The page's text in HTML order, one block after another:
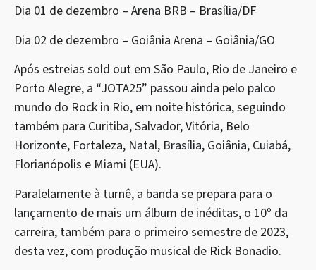
Dia 01 de dezembro – Arena BRB – Brasília/DF
Dia 02 de dezembro – Goiânia Arena – Goiânia/GO
Após estreias sold out em São Paulo, Rio de Janeiro e
Porto Alegre, a “JOTA25” passou ainda pelo palco
mundo do Rock in Rio, em noite histórica, seguindo
também para Curitiba, Salvador, Vitória, Belo
Horizonte, Fortaleza, Natal, Brasília, Goiânia, Cuiabá,
Florianópolis e Miami (EUA).
Paralelamente à turnê, a banda se prepara para o
lançamento de mais um álbum de inéditas, o 10º da
carreira, também para o primeiro semestre de 2023,
desta vez, com produção musical de Rick Bonadio.